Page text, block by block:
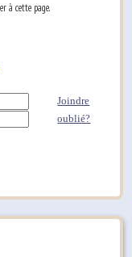
à cette page.
Joindre
oublié?